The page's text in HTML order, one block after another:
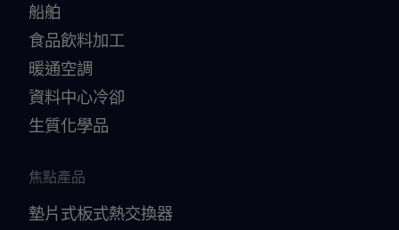
船舶
食品飲料加工
暖通空調
資料中心冷卻
生質化學品
焦點產品
墊片式板式熱交換器